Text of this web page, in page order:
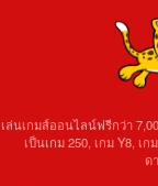
เล่นเกมส์ออนไลน์ฟรีกว่า
เป็นเกม 250, เกม Y8, เ
ด